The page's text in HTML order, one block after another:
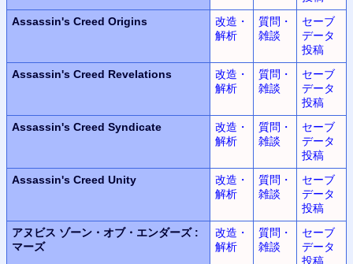
Assassin's Creed Origins
改造・
解析
質問・
雑談
セーブ
データ
投稿
Assassin's Creed Revelations
改造・
解析
質問・
雑談
セーブ
データ
投稿
Assassin's Creed Syndicate
改造・
解析
質問・
雑談
セーブ
データ
投稿
Assassin's Creed Unity
改造・
解析
質問・
雑談
セーブ
データ
投稿
アヌビス ゾーン・オブ・エンダーズ:
マーズ
改造・
解析
質問・
雑談
セーブ
データ
投稿